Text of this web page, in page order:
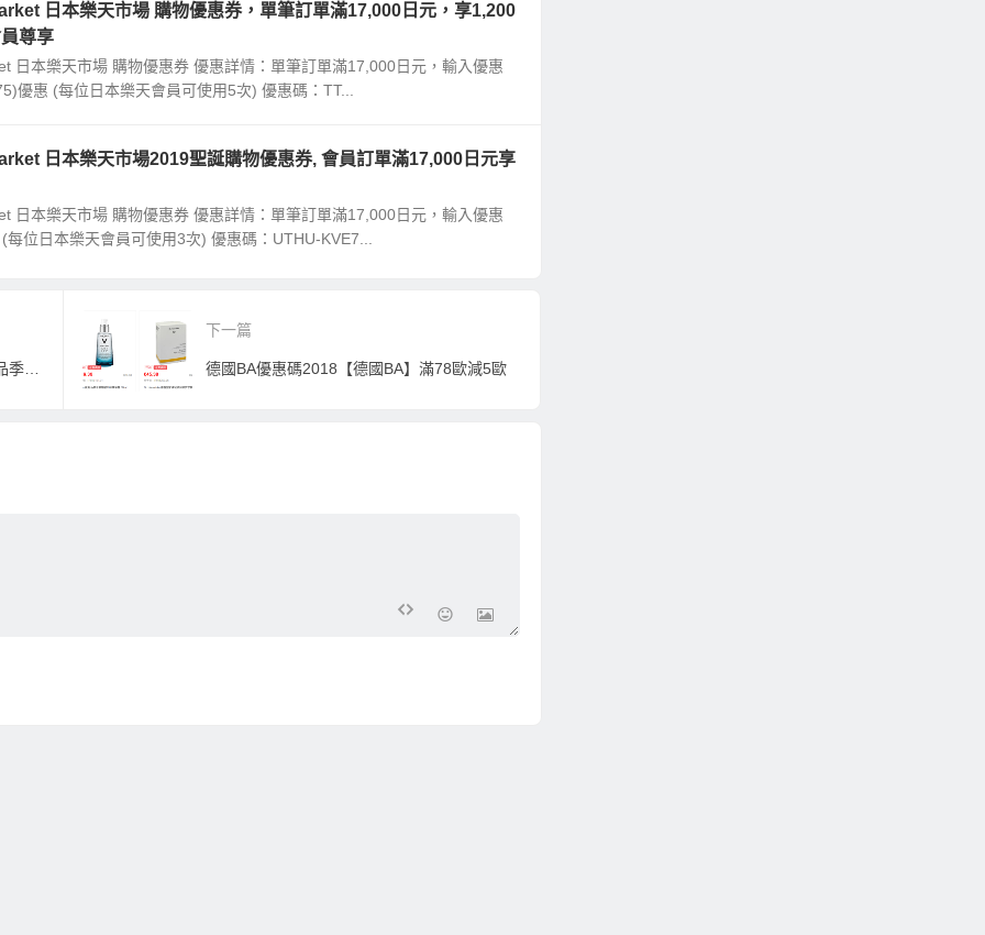
日本樂天市場 購物優惠券，單筆訂單滿17,000日元，享1,200
尊享
日本樂天市場 購物優惠券 優惠詳情：單筆訂單滿17,000日元，輸入優惠
優惠 (每位日本樂天會員可使用5次) 優惠碼：TT...
日本樂天市場2019聖誕購物優惠券, 會員訂單滿17,000日元享
日本樂天市場 購物優惠券 優惠詳情：單筆訂單滿17,000日元，輸入優惠
位日本樂天會員可使用3次) 優惠碼：UTHU-KVE7...
下一篇
德國BA優惠碼2018【德國BA】滿78歐減5歐